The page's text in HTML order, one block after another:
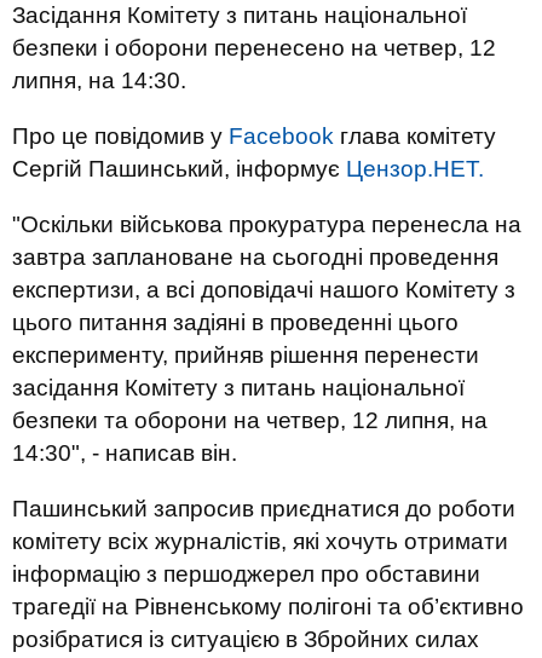
Засідання Комітету з питань національної
безпеки і оборони перенесено на четвер, 12
липня, на 14:30.
Про це повідомив у Facebook глава комітету
Сергій Пашинський, інформує Цензор.НЕТ.
"Оскільки військова прокуратура перенесла на
завтра заплановане на сьогодні проведення
експертизи, а всі доповідачі нашого Комітету з
цього питання задіяні в проведенні цього
експерименту, прийняв рішення перенести
засідання Комітету з питань національної
безпеки та оборони на четвер, 12 липня, на
14:30", - написав він.
Пашинський запросив приєднатися до роботи
комітету всіх журналістів, які хочуть отримати
інформацію з першоджерел про обставини
трагедії на Рівненському полігоні та об’єктивно
розібратися із ситуацією в Збройних силах